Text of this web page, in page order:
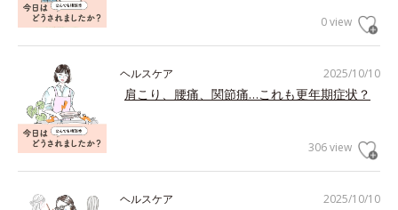
0 view
2025/10/10
ヘルスケア
肩こり、腰痛、関節痛…これも更年期症状？
306 view
2025/10/10
ヘルスケア